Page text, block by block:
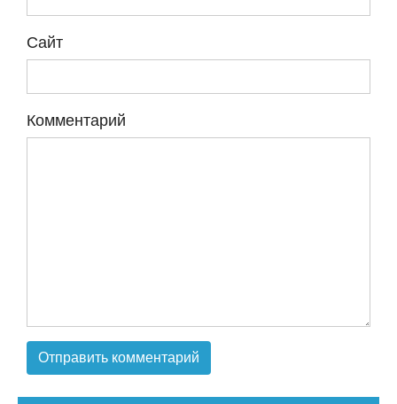
Сайт
Комментарий